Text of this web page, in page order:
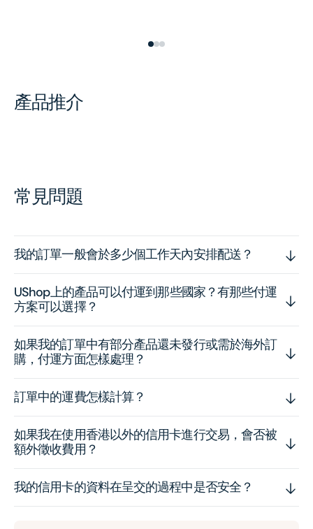
產品推介
常見問題
我的訂單一般會於多少個工作天內安排配送？
UShop上的產品可以付運到那些國家？有那些付運
方案可以選擇？
如果我的訂單中有部分產品還未發行或需於海外訂
購，付運方面怎樣處理？
訂單中的運費怎樣計算？
如果我在使用香港以外的信用卡進行交易，會否被
額外徵收費用？
我的信用卡的資料在呈交的過程中是否安全？